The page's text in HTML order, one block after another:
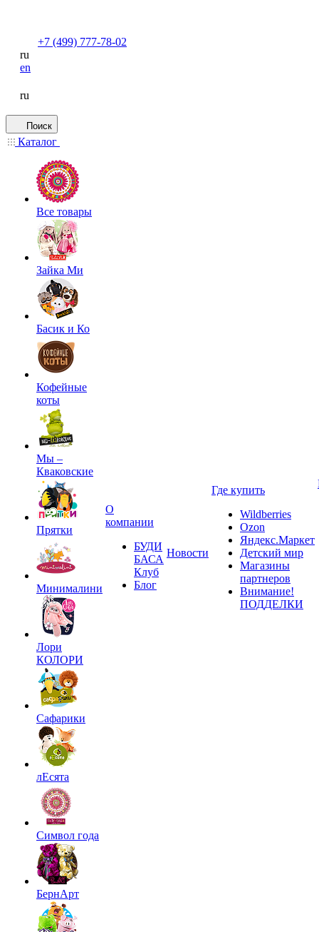
+7 (499) 777-78-02
ru
en
ru
Поиск
Каталог
Все товары
Зайка Ми
Басик и Ко
Кофейные
коты
Мы –
Кваковские
Прятки
Минималини
Лори
КОЛОРИ
Сафарики
лЕсята
Символ года
БернАрт
О
компании
БУДИ
БАСА
Клуб
Блог
Новости
Где купить
Wildberries
Ozon
Яндекс.Маркет
Детский мир
Магазины
партнеров
Внимание!
ПОДДЕЛКИ